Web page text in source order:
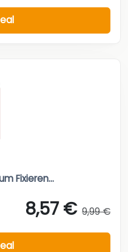
Fixieren...
8,57 € 9,99 €